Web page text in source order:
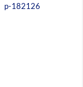
p-182126